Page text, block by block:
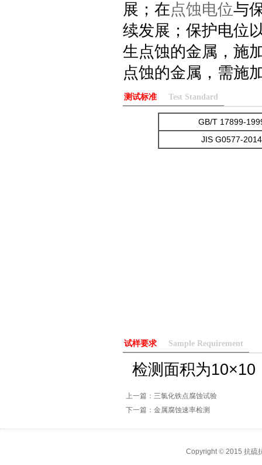
展；在点蚀电位与
续发展；保护电位
生点蚀的金属，施
点蚀的金属，需施
测试标准 Test Standard
GB/T 17899-
JIS G0577-2014
试样要求 Sample Requirement
检测面积为10×10
上一篇：三氯化铁点腐蚀试验
下一篇：金属腐蚀速率检测
Copyright©2015 抗硫